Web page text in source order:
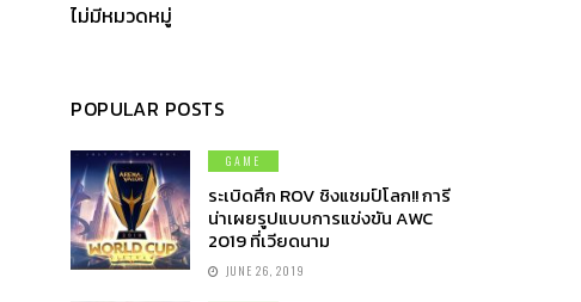
ไม่มีหมวดหมู่
POPULAR POSTS
GAME
ระเบิดศึก ROV ชิงแชมป์โลก!! การี
น่าเผยรูปแบบการแข่งขัน AWC
2019 ที่เวียดนาม
JUNE 26, 2019